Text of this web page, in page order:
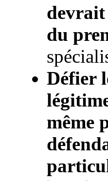
devrait
du
Défier
même